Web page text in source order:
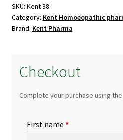
Uric
Acid
&
quantity
SKU: Kent 38
Category: Kent Homoeopathic
Brand: Kent Pharma
Checkout
Complete your purchase using
First name *